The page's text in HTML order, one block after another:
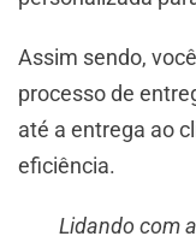
Assim sendo,
processo de
até a entrega ao
eficiência.
Lidando com